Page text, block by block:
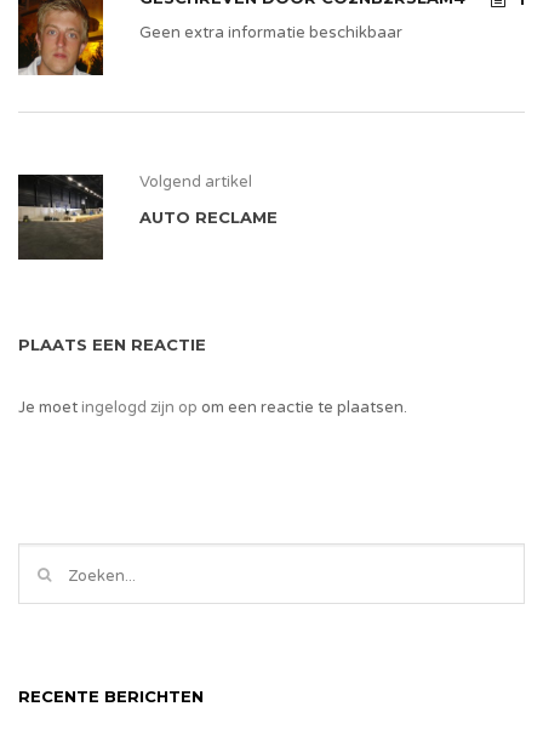
Geen extra informatie beschikbaar
Volgend artikel
AUTO RECLAME
PLAATS EEN REACTIE
Je moetingelogd zijn op om een reactie te plaatsen.
RECENTE BERICHTEN